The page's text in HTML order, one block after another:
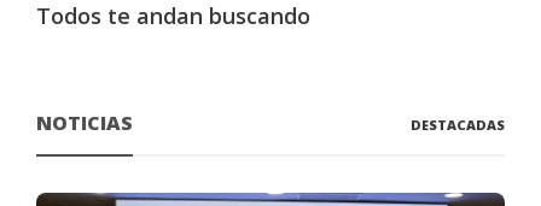
Todos te andan buscando
NOTICIAS DESTACADAS